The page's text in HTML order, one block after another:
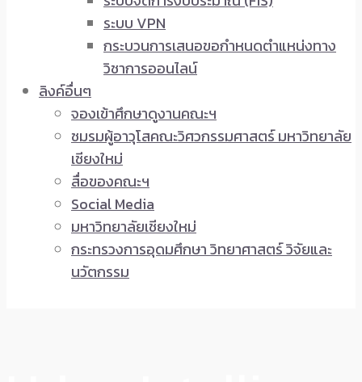
ระบบ VPN
กระบวนการเสนอขอกำหนดตำแหน่งทาง
วิชาการออนไลน์
ลิงค์อื่นๆ
จองเข้าศึกษาดูงานคณะฯ
ชมรมผู้อาวุโสคณะวิศวกรรมศาสตร์ มหาวิทยาลัย
เชียงใหม่
สื่อของคณะฯ
Social Media
มหาวิทยาลัยเชียงใหม่
กระทรวงการอุดมศึกษา วิทยาศาสตร์ วิจัยและ
นวัตกรรม